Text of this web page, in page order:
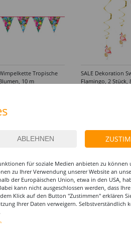
Tropische
10 m
SALE Dekoration
Flamingo, 2 Stück,
für soziale Medien anbieten zu können
zu Ihrer Verwendung unserer Website an
der Europäischen Union, etwa in den USA,
kann nicht ausgeschlossen werden, dass
Klick auf den Button "Zustimmen" erklären
Ihrer Daten verweigern. Selbstverständlich